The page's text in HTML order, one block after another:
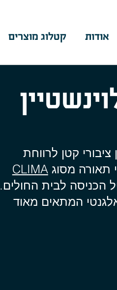
אודות קטלוג מוצרים
קטן לרווחת
תאורה מסוגCLIMA
הכניסה לבית החולים.
המתאים מאוד